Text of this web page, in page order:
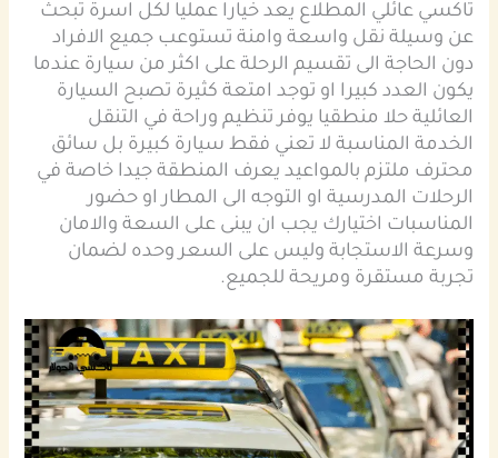
تاكسي عائلي المطلاع يعد خيارا عمليا لكل اسرة تبحث
عن وسيلة نقل واسعة وامنة تستوعب جميع الافراد
دون الحاجة الى تقسيم الرحلة على اكثر من سيارة عندما
يكون العدد كبيرا او توجد امتعة كثيرة تصبح السيارة
العائلية حلا منطقيا يوفر تنظيم وراحة في التنقل
الخدمة المناسبة لا تعني فقط سيارة كبيرة بل سائق
محترف ملتزم بالمواعيد يعرف المنطقة جيدا خاصة في
الرحلات المدرسية او التوجه الى المطار او حضور
المناسبات اختيارك يجب ان يبنى على السعة والامان
وسرعة الاستجابة وليس على السعر وحده لضمان
تجربة مستقرة ومريحة للجميع.